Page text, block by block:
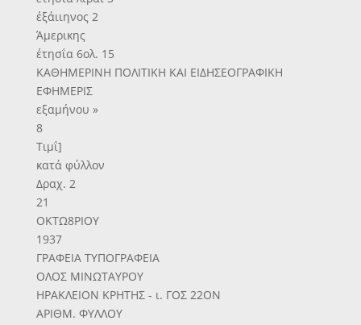
έξάιιηνος 2
Άμερικης
έτησΐα 6ολ. 15
ΚΑΘΗΜΕΡΙΝΗ ΠΟΛΙΤΙΚΗ ΚΑΙ ΕΙΔΗΣΕΟΓΡΑΦΙΚΗ
ΕΦΗΜΕΡΙΣ
εξαμήνου »
8
Τιμΐ]
κατά φύλλον
Δραχ. 2
21
ΟΚΤΩ8ΡΙΟΥ
1937
ΓΡΑΦΕΙΑ ΤΥΠΟΓΡΑΦΕΙΑ
ΟΛΟΣ ΜΙΝΩΤΑΥΡΟΥ
ΗΡΑΚΛΕΙΟΝ ΚΡΗΤΗΣ - ι. ΓΟΣ 22ΟΝ
ΑΡΙΘΜ. ΦΥΛΛΟΥ